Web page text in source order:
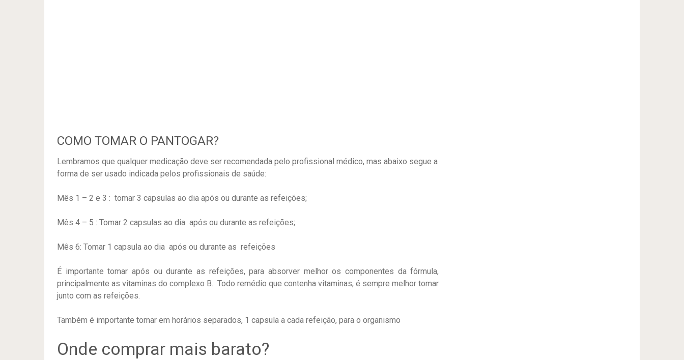
COMO TOMAR O PANTOGAR?
Lembramos que qualquer medicação deve ser recomendada pelo profissional médico, mas abaixo segue a
forma de ser usado indicada pelos profissionais de saúde:
Mês 1 – 2 e 3 : tomar 3 capsulas ao dia após ou durante as refeições;
Mês 4 – 5 : Tomar 2 capsulas ao dia após ou durante as refeições;
Mês 6: Tomar 1 capsula ao dia após ou durante as refeições
É importante tomar após ou durante as refeições, para absorver melhor os componentes da fórmula,
principalmente as vitaminas do complexo B. Todo remédio que contenha vitaminas, é sempre melhor tomar
junto com as refeições.
Também é importante tomar em horários separados, 1 capsula a cada refeição, para o organismo
Onde comprar mais barato?